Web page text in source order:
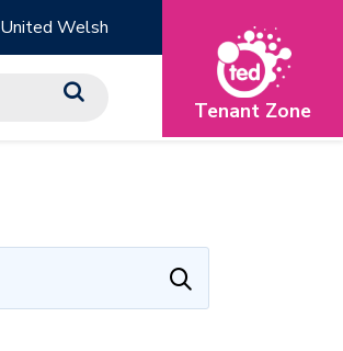
United Welsh
Tenant Zone